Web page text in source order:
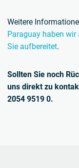
Weitere
Paraguay haben wir
Sie aufbereitet.
Sollten Sie noch
uns direkt zu
2054 9519 0.